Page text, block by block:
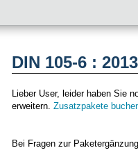
DIN 105-6 :
Lieber User, leider haben Sie
erweitern. Zusatzpakete
Bei Fragen zur